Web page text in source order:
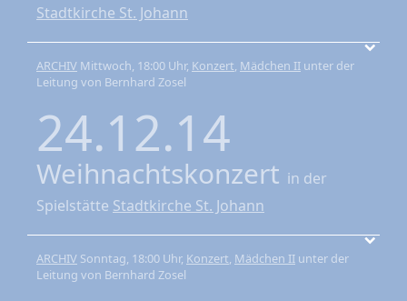
Stadtkirche St. Johann
ARCHIV Mittwoch, 18:00 Uhr, Konzert, Mädchen II unter der
Leitung von Bernhard Zosel
24.12.14
Weihnachtskonzert in der
Spielstätte Stadtkirche St. Johann
ARCHIV Sonntag, 18:00 Uhr, Konzert, Mädchen II unter der
Leitung von Bernhard Zosel